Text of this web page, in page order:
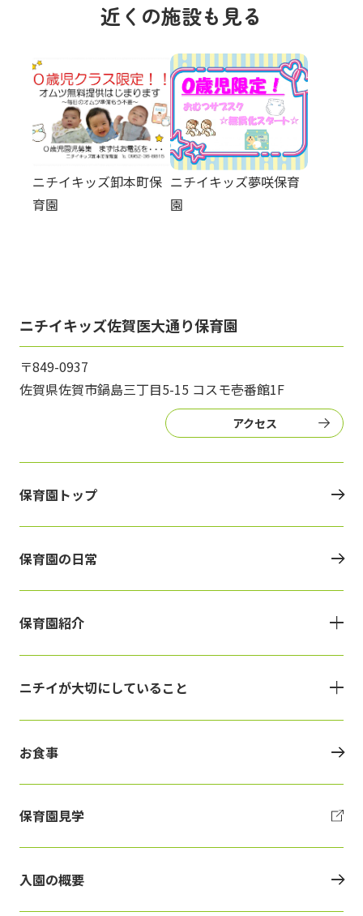
近くの施設も見る
ニチイキッズ卸本町保
育園
ニチイキッズ夢咲保育
園
ニチイキッズ佐賀医大通り保育園
〒849-0937
佐賀県佐賀市鍋島三丁目5-15 コスモ壱番館1F
アクセス
保育園トップ
保育園の日常
保育園紹介
ニチイが大切にしていること
お食事
保育園見学
入園の概要